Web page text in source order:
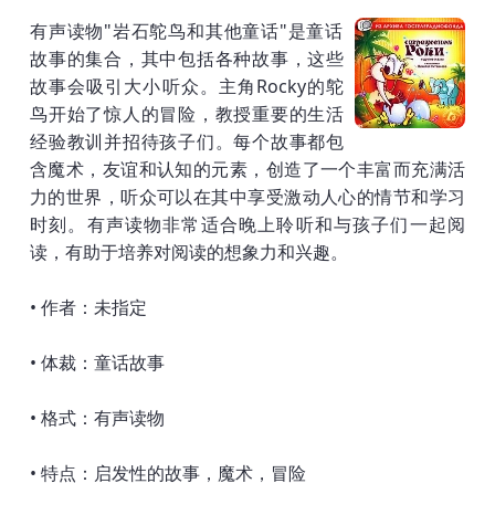
有声读物"岩石鸵鸟和其他童话"是童话
故事的集合，其中包括各种故事，这些
故事会吸引大小听众。主角Rocky的鸵
鸟开始了惊人的冒险，教授重要的生活
经验教训并招待孩子们。每个故事都包
含魔术，友谊和认知的元素，创造了一个丰富而充满活
力的世界，听众可以在其中享受激动人心的情节和学习
时刻。有声读物非常适合晚上聆听和与孩子们一起阅
读，有助于培养对阅读的想象力和兴趣。
• 作者：未指定
• 体裁：童话故事
• 格式：有声读物
• 特点：启发性的故事，魔术，冒险